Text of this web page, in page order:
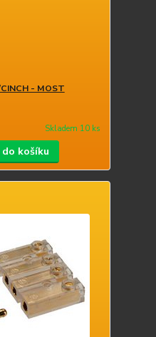
- MOST
Skladem 10 ks
košíku